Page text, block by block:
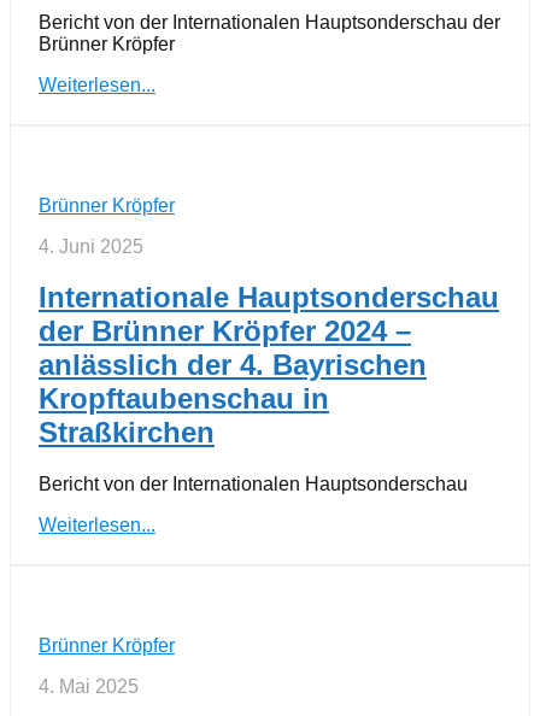
Bericht von der Internationalen Hauptsonderschau der
Brünner Kröpfer
Weiterlesen...
Brünner Kröpfer
4. Juni 2025
Internationale Hauptsonderschau
der Brünner Kröpfer 2024 –
anlässlich der 4. Bayrischen
Kropftaubenschau in
Straßkirchen
Bericht von der Internationalen Hauptsonderschau
Weiterlesen...
Brünner Kröpfer
4. Mai 2025